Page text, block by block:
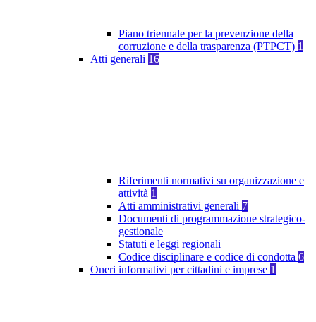
Piano triennale per la prevenzione della
corruzione e della trasparenza (PTPCT) 1
Atti generali 16
Riferimenti normativi su organizzazione e
attività 1
Atti amministrativi generali 7
Documenti di programmazione strategico-
gestionale
Statuti e leggi regionali
Codice disciplinare e codice di condotta 6
Oneri informativi per cittadini e imprese 1